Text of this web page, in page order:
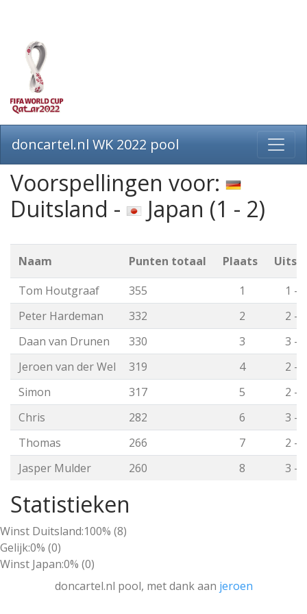
doncartel.nl WK 2022 pool
Voorspellingen voor:
Duitsland -
Japan (1 - 2)
Naam Punten totaal Plaats
Tom Houtgraaf
355 1
1 - 0
Peter Hardeman
332 2
2 - 0
Daan van Drunen
330 3
3 - 1
Jeroen van der Wel
319 4
2 - 0
Simon
317 5
2 - 0
Chris
282 6
3 - 1
Thomas
266 7
2 - 0
Jasper Mulder
260 8 3 - 0
Statistieken
Winst Duitsland:100% (8)
Gelijk:0% (0)
Winst Japan:0% (0)
doncartel.nl pool, met dank aan jeroen